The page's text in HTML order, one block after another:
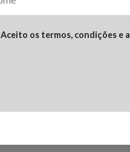
Aceito os termos, condições e a